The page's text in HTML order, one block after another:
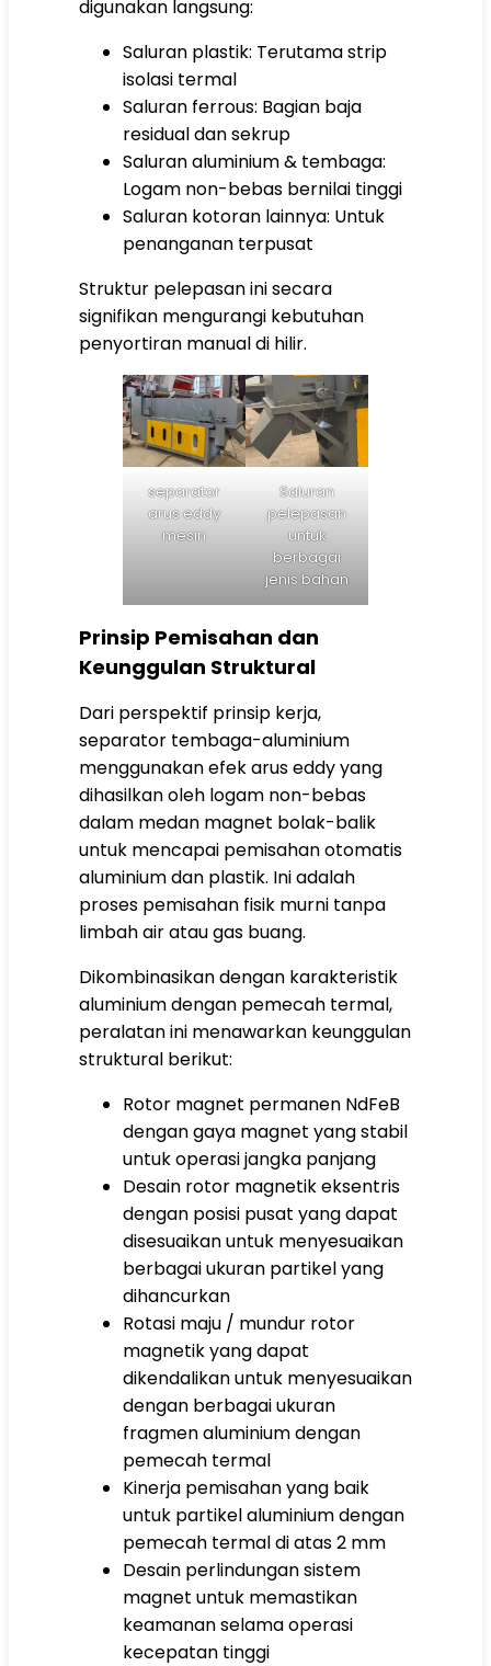
digunakan langsung:
Saluran plastik: Terutama strip
isolasi termal
Saluran ferrous: Bagian baja
residual dan sekrup
Saluran aluminium & tembaga:
Logam non-bebas bernilai tinggi
Saluran kotoran lainnya: Untuk
penanganan terpusat
Struktur pelepasan ini secara
signifikan mengurangi kebutuhan
penyortiran manual di hilir.
separator
arus eddy
mesin
Saluran
pelepasan
untuk
berbagai
jenis bahan
Prinsip Pemisahan dan
Keunggulan Struktural
Dari perspektif prinsip kerja,
separator tembaga-aluminium
menggunakan efek arus eddy yang
dihasilkan oleh logam non-bebas
dalam medan magnet bolak-balik
untuk mencapai pemisahan otomatis
aluminium dan plastik. Ini adalah
proses pemisahan fisik murni tanpa
limbah air atau gas buang.
Dikombinasikan dengan karakteristik
aluminium dengan pemecah termal,
peralatan ini menawarkan keunggulan
struktural berikut:
Rotor magnet permanen NdFeB
dengan gaya magnet yang stabil
untuk operasi jangka panjang
Desain rotor magnetik eksentris
dengan posisi pusat yang dapat
disesuaikan untuk menyesuaikan
berbagai ukuran partikel yang
dihancurkan
Rotasi maju / mundur rotor
magnetik yang dapat
dikendalikan untuk menyesuaikan
dengan berbagai ukuran
fragmen aluminium dengan
pemecah termal
Kinerja pemisahan yang baik
untuk partikel aluminium dengan
pemecah termal di atas 2 mm
Desain perlindungan sistem
magnet untuk memastikan
keamanan selama operasi
kecepatan tinggi